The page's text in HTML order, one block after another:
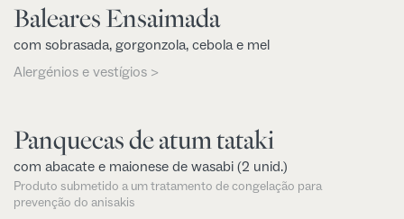
Baleares Ensaimada
com sobrasada, gorgonzola, cebola e mel
Alergénios e vestígios >
Panquecas de atum tataki
com abacate e maionese de wasabi (2 unid.)
Produto submetido a um tratamento de congelação para
prevenção do anisakis